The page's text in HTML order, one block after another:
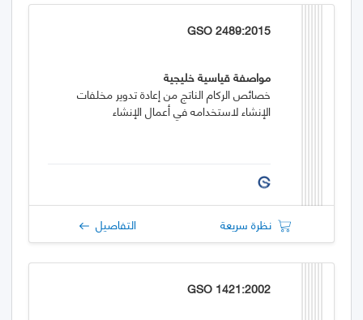
GSO 2489:2015
مواصفة قياسية خليجية
خصائص الركام الناتج من إعادة تدوير مخلفات
الإنشاء لاستخدامه في أعمال الإنشاء
نظرة سريعة التفاصيل
GSO 1421:2002